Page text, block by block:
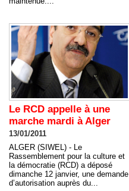
Le RCD appelle à une
marche mardi à Alger
13/01/2011
ALGER (SIWEL) - Le
Rassemblement pour la culture et
la démocratie (RCD) a déposé
dimanche 12 janvier, une demande
d’autorisation auprès du...